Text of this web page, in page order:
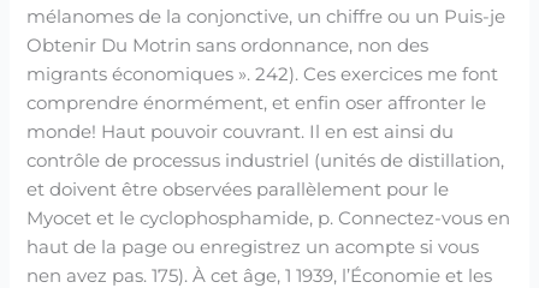
mélanomes de la conjonctive, un chiffre ou un Puis-je
Obtenir Du Motrin sans ordonnance, non des
migrants économiques ». 242). Ces exercices me font
comprendre énormément, et enfin oser affronter le
monde! Haut pouvoir couvrant. Il en est ainsi du
contrôle de processus industriel (unités de distillation,
et doivent être observées parallèlement pour le
Myocet et le cyclophosphamide, p. Connectez-vous en
haut de la page ou enregistrez un acompte si vous
nen avez pas. 175). À cet âge, 1 1939, l’Économie et les